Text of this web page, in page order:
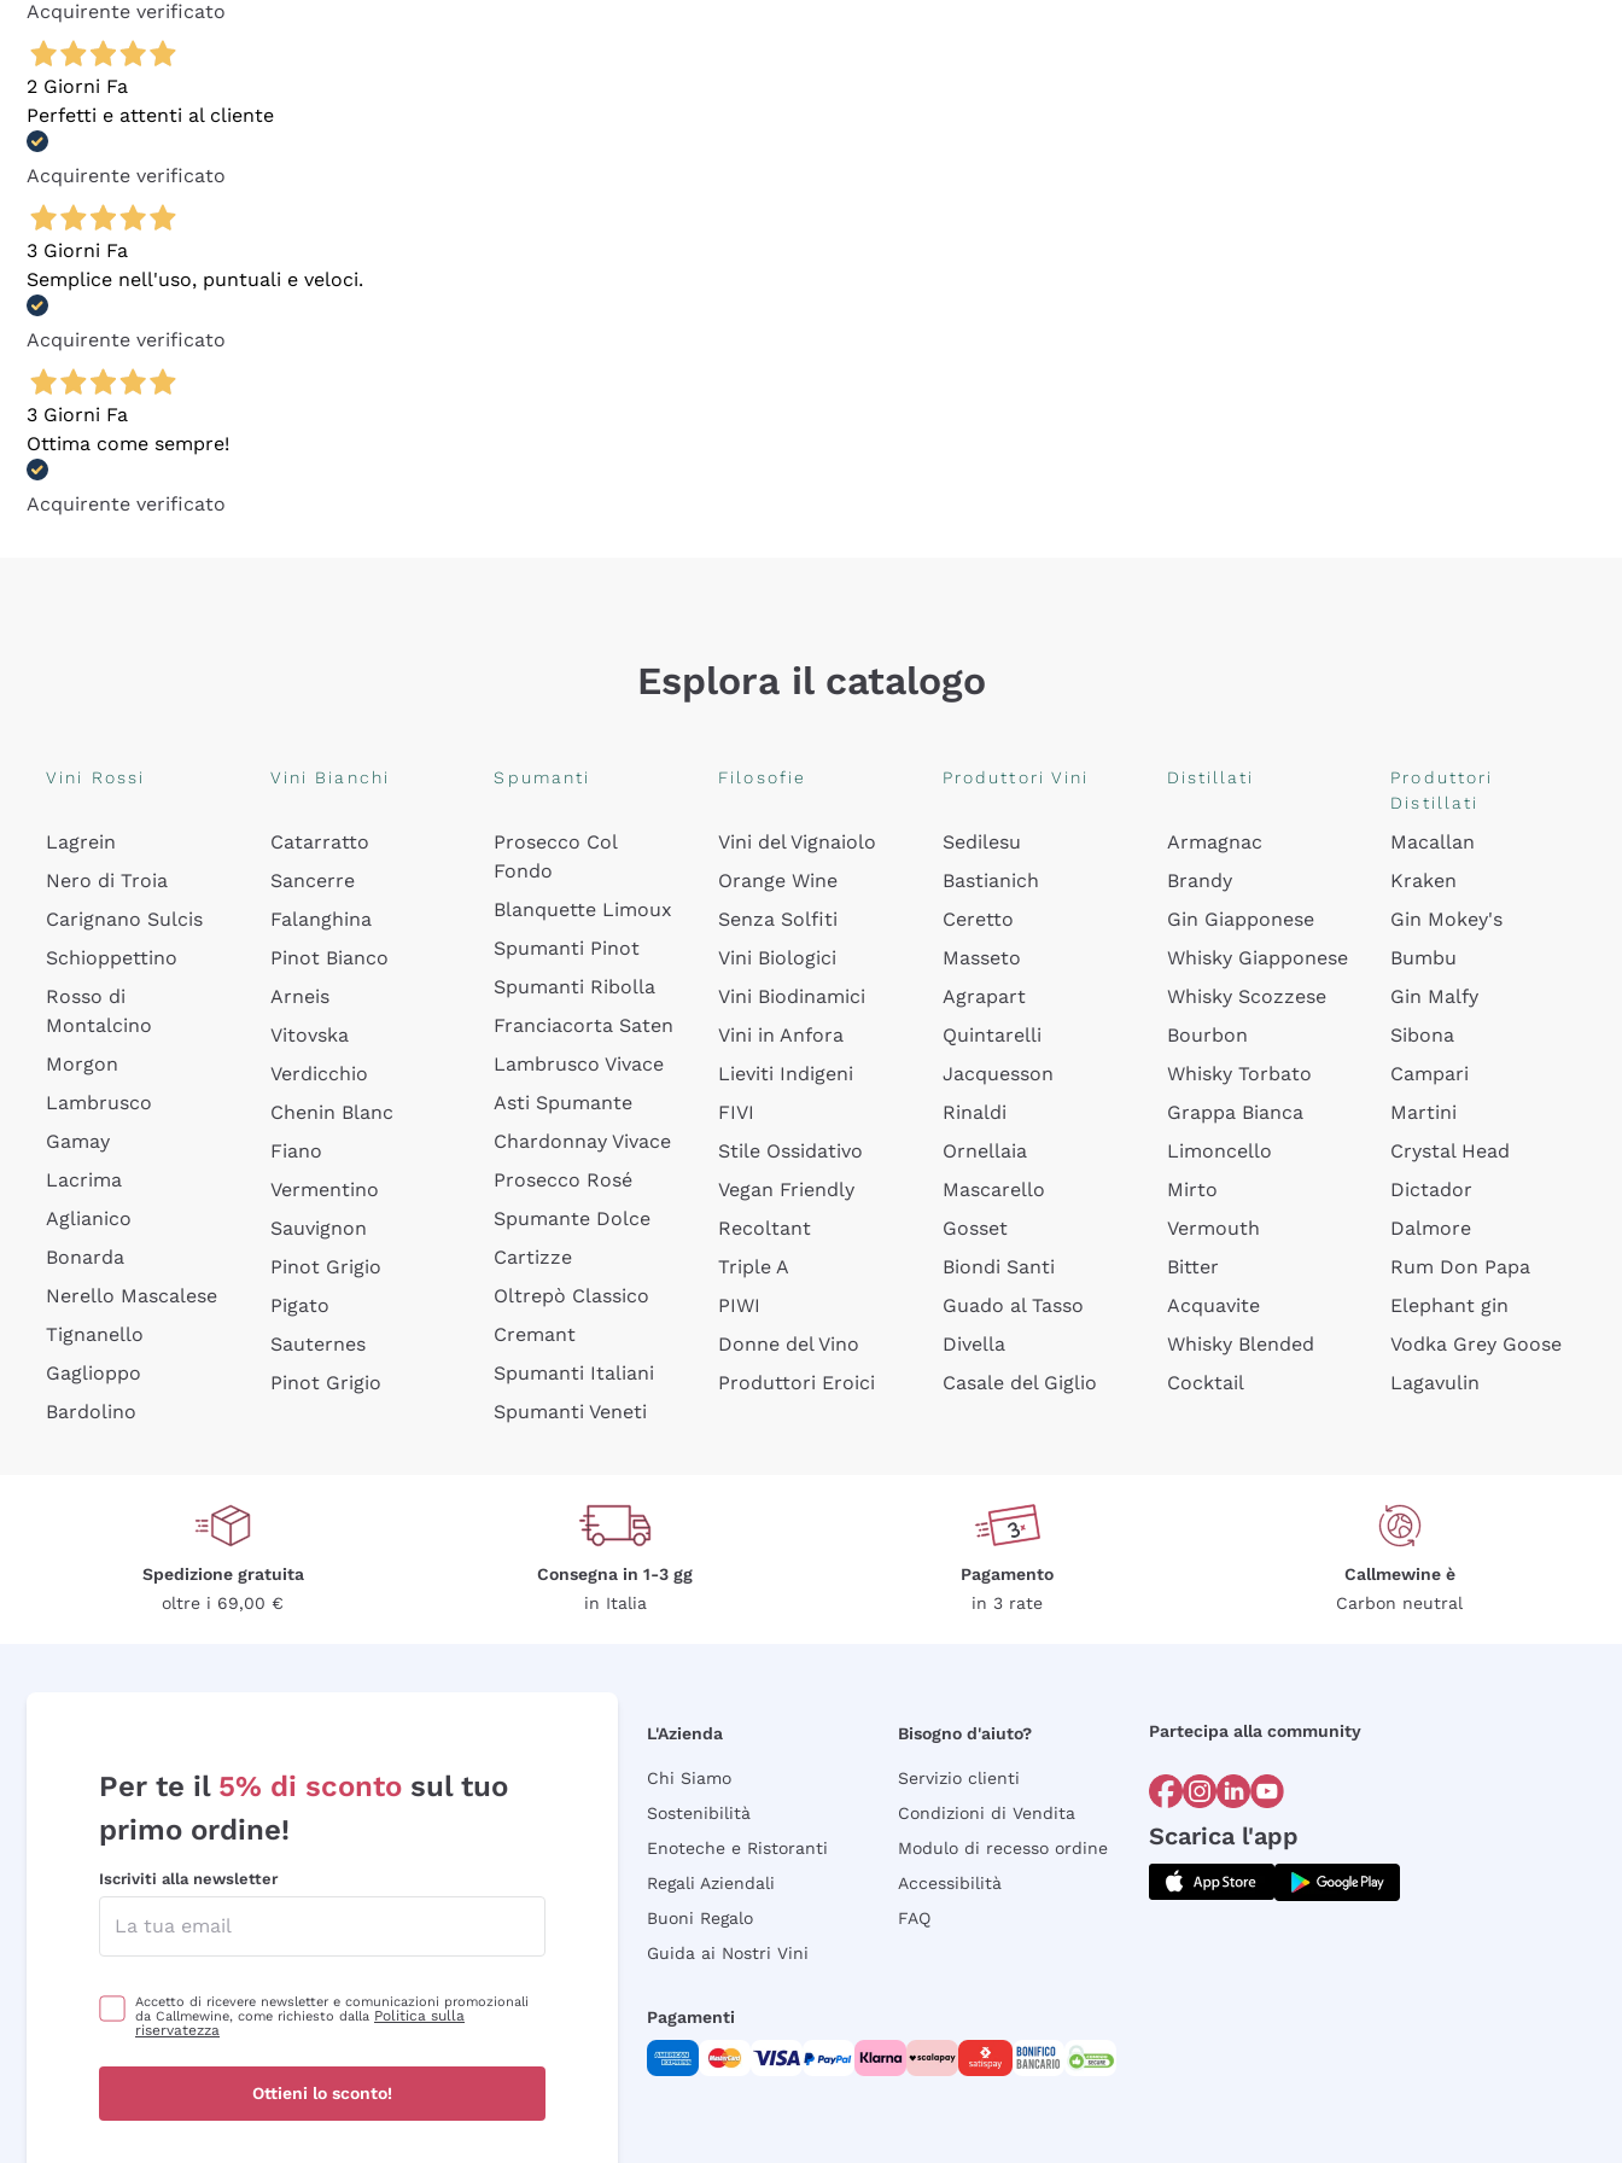
Acquirente verificato
2 Giorni Fa
Perfetti e attenti al cliente
Acquirente verificato
3 Giorni Fa
Semplice nell'uso, puntuali e veloci.
Acquirente verificato
3 Giorni Fa
Ottima come sempre!
Acquirente verificato
Esplora il catalogo
Vini Rossi
Lagrein
Nero di Troia
Carignano Sulcis
Schioppettino
Rosso di
Montalcino
Morgon
Lambrusco
Gamay
Lacrima
Aglianico
Bonarda
Nerello Mascalese
Tignanello
Gaglioppo
Bardolino
Vini Bianchi
Catarratto
Sancerre
Falanghina
Pinot Bianco
Arneis
Vitovska
Verdicchio
Chenin Blanc
Fiano
Vermentino
Sauvignon
Pinot Grigio
Pigato
Sauternes
Pinot Grigio
Spumanti
Prosecco Col
Fondo
Blanquette Limoux
Spumanti Pinot
Spumanti Ribolla
Franciacorta Saten
Lambrusco Vivace
Asti Spumante
Chardonnay Vivace
Prosecco Rosé
Spumante Dolce
Cartizze
Oltrepò Classico
Cremant
Spumanti Italiani
Spumanti Veneti
Filosofie
Vini del Vignaiolo
Orange Wine
Senza Solfiti
Vini Biologici
Vini Biodinamici
Vini in Anfora
Lieviti Indigeni
FIVI
Stile Ossidativo
Vegan Friendly
Recoltant
Triple A
PIWI
Donne del Vino
Produttori Eroici
Produttori Vini
Sedilesu
Bastianich
Ceretto
Masseto
Agrapart
Quintarelli
Jacquesson
Rinaldi
Ornellaia
Mascarello
Gosset
Biondi Santi
Guado al Tasso
Divella
Casale del Giglio
Distillati
Armagnac
Brandy
Gin Giapponese
Whisky Giapponese
Whisky Scozzese
Bourbon
Whisky Torbato
Grappa Bianca
Limoncello
Mirto
Vermouth
Bitter
Acquavite
Whisky Blended
Cocktail
Produttori
Distillati
Macallan
Kraken
Gin Mokey's
Bumbu
Gin Malfy
Sibona
Campari
Martini
Crystal Head
Dictador
Dalmore
Rum Don Papa
Elephant gin
Vodka Grey Goose
Lagavulin
Spedizione gratuita
oltre i 69,00 €
Consegna in 1-3 gg
in Italia
Pagamento
in 3 rate
Callmewine è
Carbon neutral
Per te il 5% di sconto sul tuo
primo ordine!
Iscriviti alla newsletter
Accetto di ricevere newsletter e comunicazioni promozionali
da Callmewine, come richiesto dalla Politica sulla
riservatezza
Ottieni lo sconto!
L'Azienda
Chi Siamo
Sostenibilità
Enoteche e Ristoranti
Regali Aziendali
Buoni Regalo
Guida ai Nostri Vini
Bisogno d'aiuto?
Servizio clienti
Condizioni di Vendita
Modulo di recesso ordine
Accessibilità
FAQ
Partecipa alla community
Scarica l'app
Pagamenti